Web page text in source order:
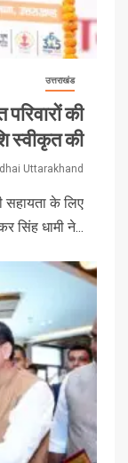
उत्तराखंड
की
स्वीकृत की
Uttarakhand
सहायता के लिए
सिंह धामी ने...